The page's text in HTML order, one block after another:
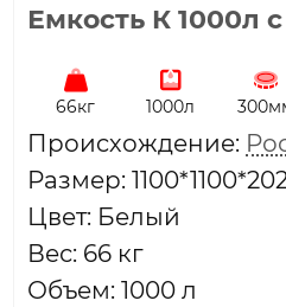
Емкость К 1000л
66кг 1000л
Проиcхождение:
Размер:
Цвет: Белый
Вес: 66 кг
Объем: 1000 л